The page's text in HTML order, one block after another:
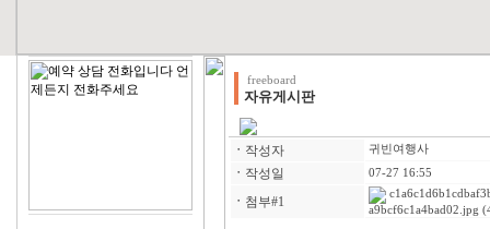
freeboard
자유게시판
ㆍ 작성자 귀빈여행사
ㆍ 작성일 07-27 16:55
ㆍ 첨부#1
a9bcf6c1a4bad02.jpg